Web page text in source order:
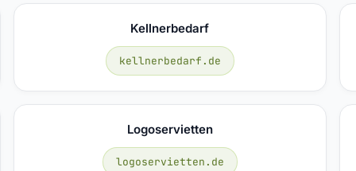
Kellnerbedarf
kellnerbedarf.de
Logoservietten
logoservietten.de